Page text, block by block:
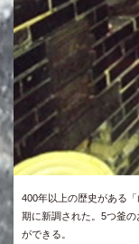
400年以上の歴史がある
期に新調された。5つ釜
ができる。